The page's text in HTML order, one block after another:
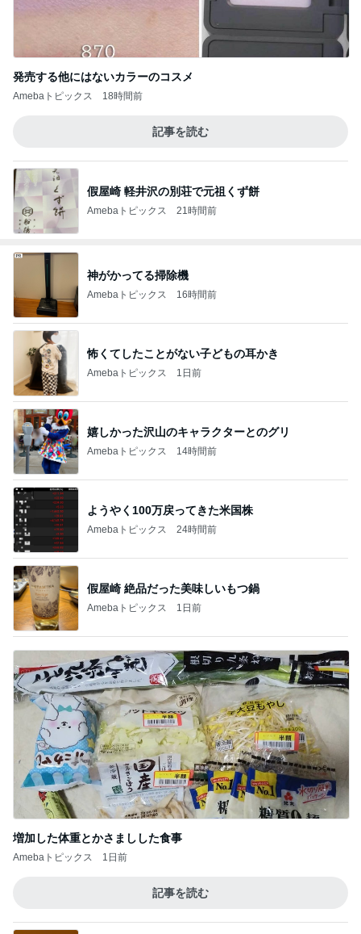
発売する他にはないカラーのコスメ
Amebaトピックス 18時間前
記事を読む
假屋崎 軽井沢の別荘で元祖くず餅
Amebaトピックス 21時間前
神がかってる掃除機
Amebaトピックス 16時間前
怖くてしたことがない子どもの耳かき
Amebaトピックス 1日前
嬉しかった沢山のキャラクターとのグリ
Amebaトピックス 14時間前
ようやく100万戻ってきた米国株
Amebaトピックス 24時間前
假屋崎 絶品だった美味しいもつ鍋
Amebaトピックス 1日前
増加した体重とかさましした食事
Amebaトピックス 1日前
記事を読む